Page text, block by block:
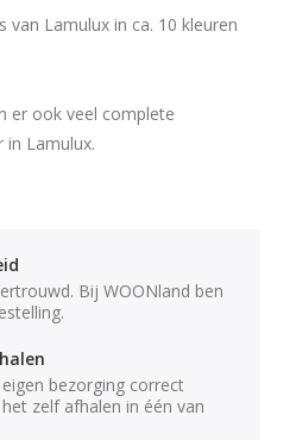
van Lamulux in ca. 10 kleuren
er ook veel complete
in Lamulux.
Bij WOONland ben
bezorging correct
zelf afhalen in één van